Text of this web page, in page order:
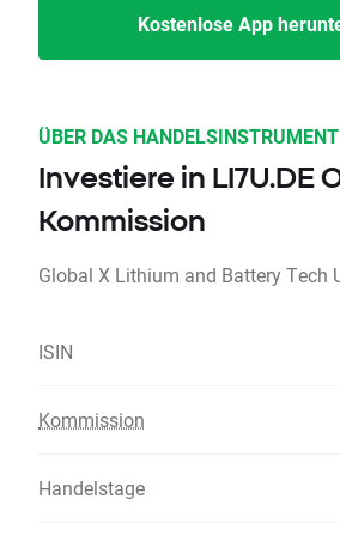
Kostenlose App
ÜBER DAS HANDELSINSTRUMENT
Investiere in LI7U.DE
Kommission
Global X Lithium and Battery Tech
ISIN
Kommission
Handelstage